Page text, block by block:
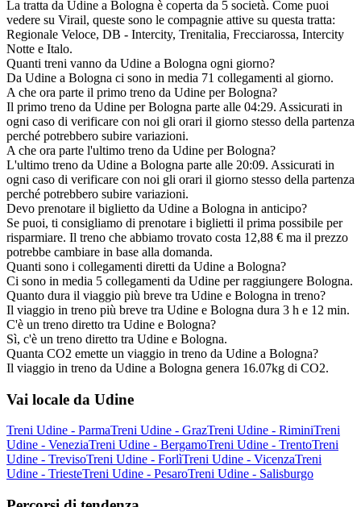
La tratta da Udine a Bologna è coperta da 5 società. Come puoi
vedere su Virail, queste sono le compagnie attive su questa tratta:
Regionale Veloce, DB - Intercity, Trenitalia, Frecciarossa, Intercity
Notte e Italo.
Quanti treni vanno da Udine a Bologna ogni giorno?
Da Udine a Bologna ci sono in media 71 collegamenti al giorno.
A che ora parte il primo treno da Udine per Bologna?
Il primo treno da Udine per Bologna parte alle 04:29. Assicurati in
ogni caso di verificare con noi gli orari il giorno stesso della partenza
perché potrebbero subire variazioni.
A che ora parte l'ultimo treno da Udine per Bologna?
L'ultimo treno da Udine a Bologna parte alle 20:09. Assicurati in
ogni caso di verificare con noi gli orari il giorno stesso della partenza
perché potrebbero subire variazioni.
Devo prenotare il biglietto da Udine a Bologna in anticipo?
Se puoi, ti consigliamo di prenotare i biglietti il prima possibile per
risparmiare. Il treno che abbiamo trovato costa 12,88 € ma il prezzo
potrebbe cambiare in base alla domanda.
Quanti sono i collegamenti diretti da Udine a Bologna?
Ci sono in media 5 collegamenti da Udine per raggiungere Bologna.
Quanto dura il viaggio più breve tra Udine e Bologna in treno?
Il viaggio in treno più breve tra Udine e Bologna dura 3 h e 12 min.
C'è un treno diretto tra Udine e Bologna?
Sì, c'è un treno diretto tra Udine e Bologna.
Quanta CO2 emette un viaggio in treno da Udine a Bologna?
Il viaggio in treno da Udine a Bologna genera 16.07kg di CO2.
Vai locale da Udine
Treni Udine - ParmaTreni Udine - GrazTreni Udine - RiminiTreni
Udine - VeneziaTreni Udine - BergamoTreni Udine - TrentoTreni
Udine - TrevisoTreni Udine - ForlìTreni Udine - VicenzaTreni
Udine - TriesteTreni Udine - PesaroTreni Udine - Salisburgo